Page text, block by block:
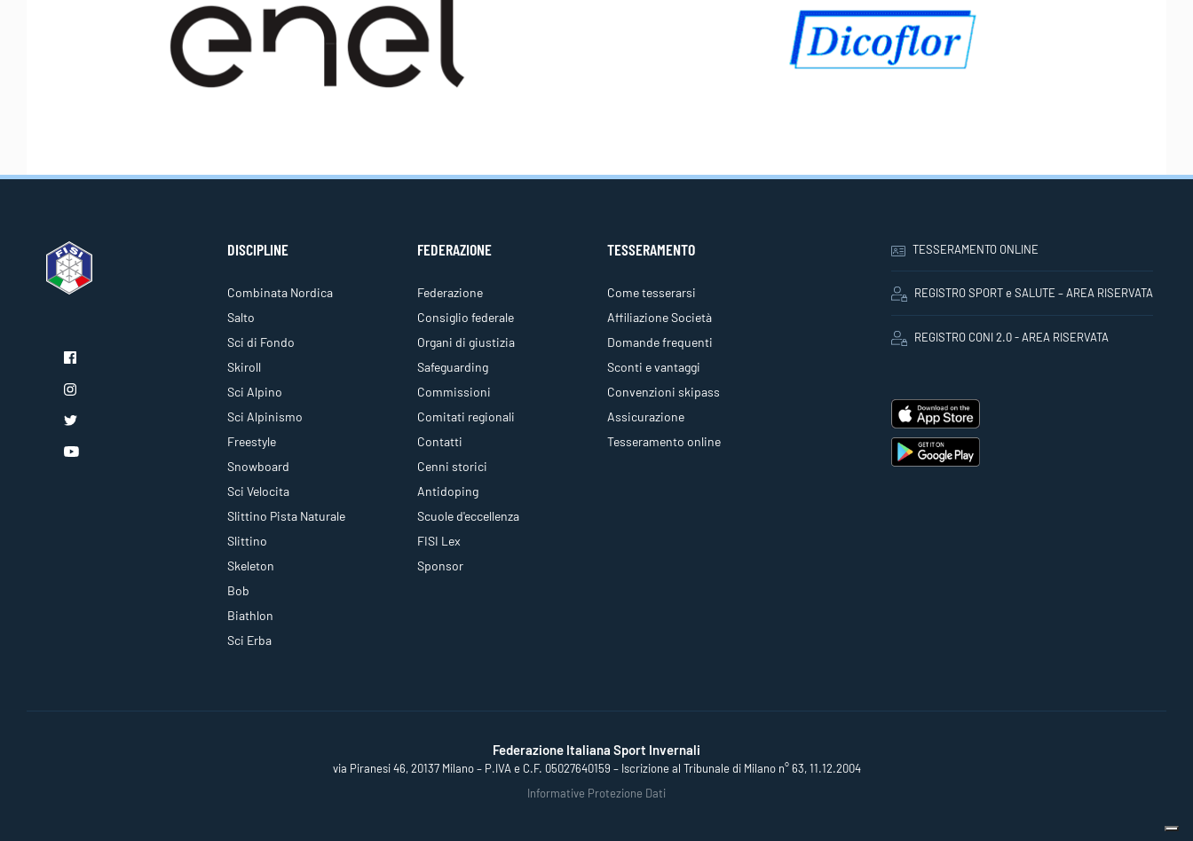
DISCIPLINE
Combinata Nordica
Salto
Sci di Fondo
Skiroll
Sci Alpino
Sci Alpinismo
Freestyle
Snowboard
Sci Velocita
Slittino Pista Naturale
Slittino
Skeleton
Bob
Biathlon
Sci Erba
FEDERAZIONE
Federazione
Consiglio federale
Organi di giustizia
Safeguarding
Commissioni
Comitati regionali
Contatti
Cenni storici
Antidoping
Scuole d'eccellenza
FISI Lex
Sponsor
TESSERAMENTO
Come tesserarsi
Affiliazione Società
Domande frequenti
Sconti e vantaggi
Convenzioni skipass
Assicurazione
Tesseramento online
TESSERAMENTO ONLINE
REGISTRO SPORT e SALUTE – AREA RISERVATA
REGISTRO CONI 2.0 - AREA RISERVATA
Federazione Italiana Sport Invernali
via Piranesi 46, 20137 Milano – P.IVA e C.F. 05027640159 – Iscrizione al Tribunale di Milano n° 63, 11.12.2004
Informative Protezione Dati